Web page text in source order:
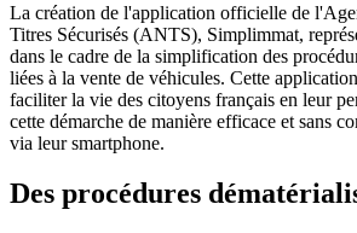
La création de l'application officielle de
Titres Sécurisés (ANTS), Simplimmat,
dans le cadre de la simplification des
liées à la vente de véhicules. Cette
faciliter la vie des citoyens français en leur
cette démarche de manière efficace et sans
via leur smartphone.
Des procédures